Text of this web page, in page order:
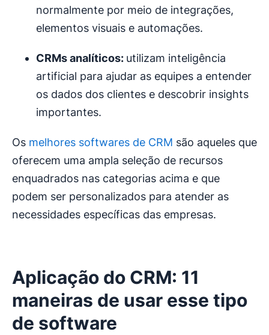
normalmente por meio de integrações,
elementos visuais e automações.
CRMs analíticos: utilizam inteligência
artificial para ajudar as equipes a entender
os dados dos clientes e descobrir insights
importantes.
Os melhores softwares de CRM são aqueles que
oferecem uma ampla seleção de recursos
enquadrados nas categorias acima e que
podem ser personalizados para atender as
necessidades específicas das empresas.
Aplicação do CRM: 11
maneiras de usar esse tipo
de software